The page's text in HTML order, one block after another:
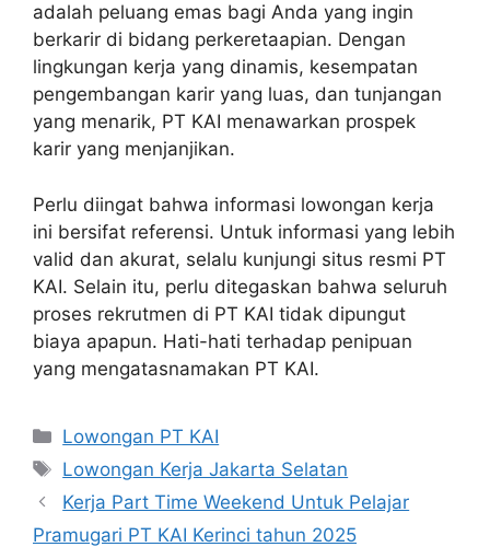
adalah peluang emas bagi Anda yang ingin
berkarir di bidang perkeretaapian. Dengan
lingkungan kerja yang dinamis, kesempatan
pengembangan karir yang luas, dan tunjangan
yang menarik, PT KAI menawarkan prospek
karir yang menjanjikan.
Perlu diingat bahwa informasi lowongan kerja
ini bersifat referensi. Untuk informasi yang lebih
valid dan akurat, selalu kunjungi situs resmi PT
KAI. Selain itu, perlu ditegaskan bahwa seluruh
proses rekrutmen di PT KAI tidak dipungut
biaya apapun. Hati-hati terhadap penipuan
yang mengatasnamakan PT KAI.
Categories
Lowongan PT KAI
Tags
Lowongan Kerja Jakarta Selatan
Kerja Part Time Weekend Untuk Pelajar
Pramugari PT KAI Kerinci tahun 2025